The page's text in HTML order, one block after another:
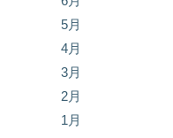
5月
4月
3月
2月
1月